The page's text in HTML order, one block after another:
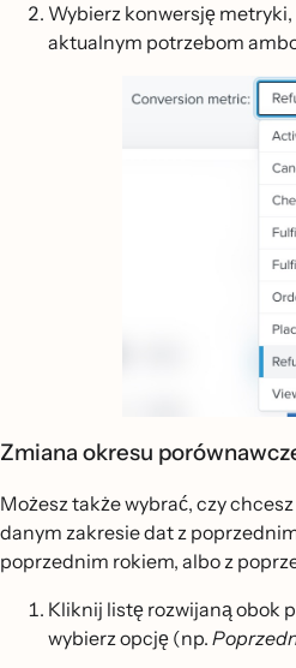
Wybierz konwersję
aktualnym potrzebom
Zmiana okresu
Możesz także wybrać, czy
danym zakresie dat z
poprzednim rokiem, albo z
Kliknij listę rozwijaną obok
wybierz opcję (np.